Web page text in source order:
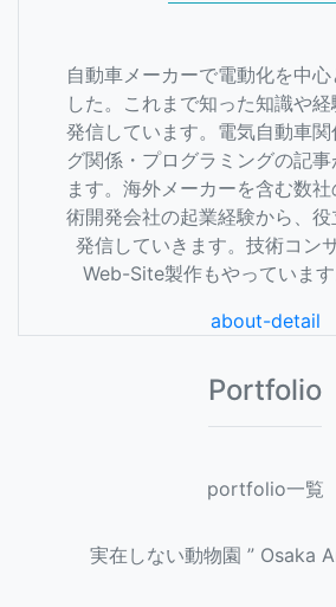
自動車メーカーで電動化を中
した。これまで知った知識や
発信しています。電気自動車関
グ関係・プログラミングの記事
ます。海外メーカーを含む数
術開発会社の起業経験から、
発信していきます。技術コン
Web-Site製作もやっていま
about-detail
Portfolio
portfolio一覧
実在しない動物園 ” Osaka